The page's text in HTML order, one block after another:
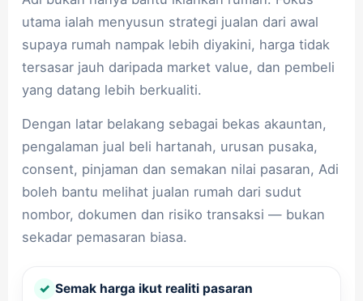
utama ialah menyusun strategi jualan dari awal
supaya rumah nampak lebih diyakini, harga tidak
tersasar jauh daripada market value, dan pembeli
yang datang lebih berkualiti.
Dengan latar belakang sebagai bekas akauntan,
pengalaman jual beli hartanah, urusan pusaka,
consent, pinjaman dan semakan nilai pasaran, Adi
boleh bantu melihat jualan rumah dari sudut
nombor, dokumen dan risiko transaksi — bukan
sekadar pemasaran biasa.
✓ Semak harga ikut realiti pasaran